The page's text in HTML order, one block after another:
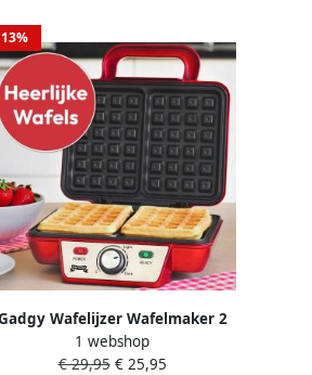
Belgische wafels met anti-
aanbaklaag zwart
13%
Wafelijzer Wafelmaker 2
Wafels per keer Waffle Maker
Anti-Aanbaklaag 1000 Watt
1 webshop
€ 29,95€ 25,95